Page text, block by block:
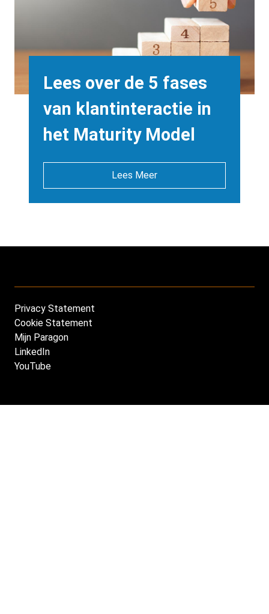
Heading
Lees over de 5 fases
van klantinteractie in
het Maturity Model
Lees Meer
Footer
NL
Privacy Statement
Cookie Statement
Mijn Paragon
LinkedIn
YouTube